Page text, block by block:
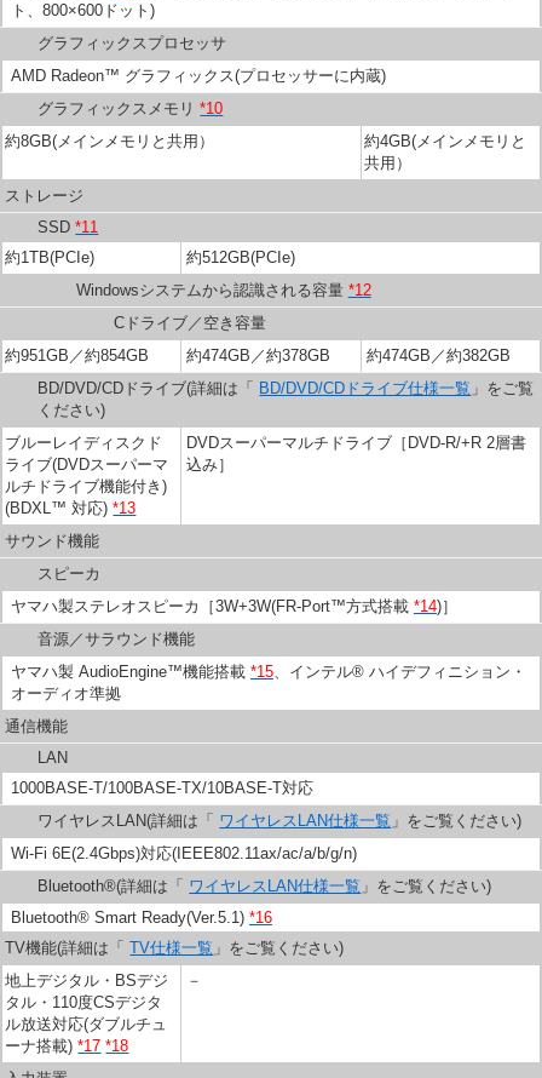
ト、800×600ドット)
グラフィックスプロセッサ
AMD Radeon™ グラフィックス(プロセッサーに内蔵)
グラフィックスメモリ*10
約8GB(メインメモリと共用）
約4GB(メインメモリと
共用）
ストレージ
SSD*11
約1TB(PCIe)
約512GB(PCIe)
Windowsシステムから認識される容量 *12
Cドライブ／空き容量
約951GB／約854GB
約474GB／約378GB
約474GB／約382GB
BD/DVD/CDドライブ(詳細は「
BD/DVD/CDドライブ仕様一覧 」をご覧
ください)
ブルーレイディスクド
ライブ(DVDスーパーマ
ルチドライブ機能付き)
(BDXL™ 対応)*13
DVDスーパーマルチドライブ［DVD-R/+R 2層書
込み］
サウンド機能
スピーカ
ヤマハ製ステレオスピーカ［3W+3W(FR-Port™方式搭載 *14)］
音源／サラウンド機能
ヤマハ製 AudioEngine™機能搭載 *15、インテル® ハイデフィニション・
オーディオ準拠
通信機能
LAN
1000BASE-T/100BASE-TX/10BASE-T対応
ワイヤレスLAN(詳細は「 ワイヤレスLAN仕様一覧 」をご覧ください)
Wi-Fi 6E(2.4Gbps)対応(IEEE802.11ax/ac/a/b/g/n)
Bluetooth®(詳細は「 ワイヤレスLAN仕様一覧 」をご覧ください)
Bluetooth® Smart Ready(Ver.5.1) *16
TV機能(詳細は「TV仕様一覧 」をご覧ください)
地上デジタル・BSデジ
タル・110度CSデジタ
ル放送対応(ダブルチュ
ーナ搭載)*17 *18
－